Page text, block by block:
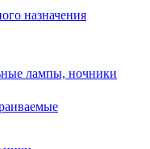
назначения
лампы, ночники